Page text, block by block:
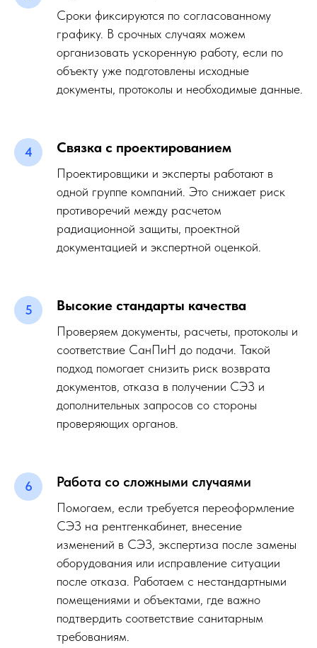
Сроки фиксируются по согласованному
графику. В срочных случаях можем
организовать ускоренную работу, если по
объекту уже подготовлены исходные
документы, протоколы и необходимые данные.
Связка с проектированием
Проектировщики и эксперты работают в
одной группе компаний. Это снижает риск
противоречий между расчетом
радиационной защиты, проектной
документацией и экспертной оценкой.
Высокие стандарты качества
Проверяем документы, расчеты, протоколы и
соответствие СанПиН до подачи. Такой
подход помогает снизить риск возврата
документов, отказа в получении СЭЗ и
дополнительных запросов со стороны
проверяющих органов.
Работа со сложными случаями
Помогаем, если требуется переоформление
СЭЗ на рентгенкабинет, внесение
изменений в СЭЗ, экспертиза после замены
оборудования или исправление ситуации
после отказа. Работаем с нестандартными
помещениями и объектами, где важно
подтвердить соответствие санитарным
требованиям.